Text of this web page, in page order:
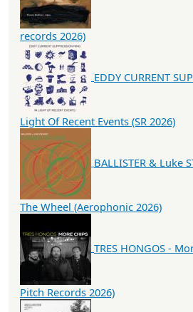
records 2026)
EDDY CURRENT
Light Of Recent Events (SR 2026)
BALLISTER & Luke
The Wheel (Aerophonic 2026)
TRES HONGOS -
Pitch Records 2026)